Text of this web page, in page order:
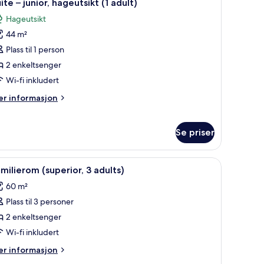
– junior, hageutsikt (1 adult)
Hageutsikt
44 m²
Plass til 1 person
2 enkeltsenger
Wi-fi inkludert
informasjon
Se priser
og safe på rommet Sengetøy av topp kvalitet, dundyner,
5 (superior, 3 adults)
60 m²
Plass til 3 personer
2 enkeltsenger
Wi-fi inkludert
informasjon